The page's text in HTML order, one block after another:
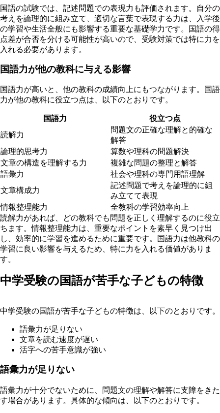
国語の試験では、記述問題での表現力も評価されます。自分の
考えを論理的に組み立て、適切な言葉で表現する力は、入学後
の学習や生活全般にも影響する重要な基礎学力です。国語の得
点差が合否を分ける可能性が高いので、受験対策では特に力を
入れる必要があります。
国語力が他の教科に与える影響
国語力が高いと、他の教科の成績向上にもつながります。国語
力が他の教科に役立つ点は、以下のとおりです。
国語力
役立つ点
読解力
問題文の正確な理解と的確な
解答
論理的思考力
算数や理科の問題解決
文章の構造を理解する力
複雑な問題の整理と解答
語彙力
社会や理科の専門用語理解
文章構成力
記述問題で考えを論理的に組
み立てて表現
情報整理能力
全教科の学習効率向上
読解力があれば、どの教科でも問題を正しく理解するのに役立
ちます。情報整理能力は、重要なポイントを素早く見つけ出
し、効率的に学習を進めるために重要です。国語力は他教科の
学習に良い影響を与えるため、特に力を入れる価値がありま
す。
中学受験の国語が苦手な子どもの特徴
中学受験の国語が苦手な子どもの特徴は、以下のとおりです。
語彙力が足りない
文章を読む速度が遅い
活字への苦手意識が強い
語彙力が足りない
語彙力が十分でないために、問題文の理解や解答に支障をきた
す場合があります。具体的な傾向は、以下のとおりです。